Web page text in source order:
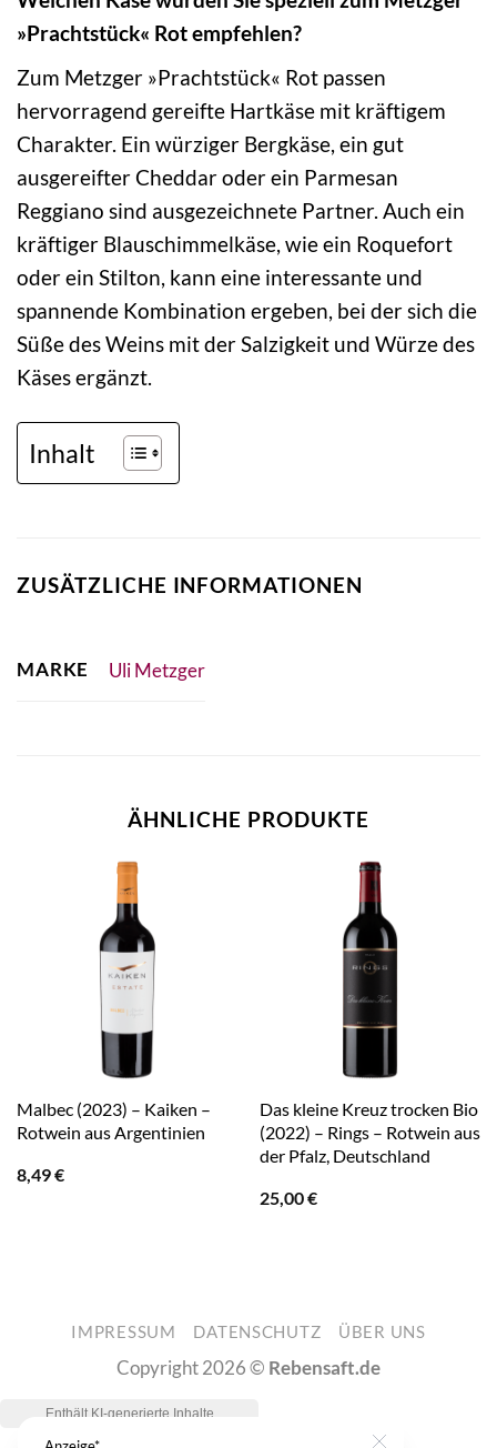
»Prachtstück« Rot empfehlen?
Zum Metzger »Prachtstück« Rot passen
hervorragend gereifte Hartkäse mit kräftigem
Charakter. Ein würziger Bergkäse, ein gut
ausgereifter Cheddar oder ein Parmesan
Reggiano sind ausgezeichnete Partner. Auch ein
kräftiger Blauschimmelkäse, wie ein Roquefort
oder ein Stilton, kann eine interessante und
spannende Kombination ergeben, bei der sich die
Süße des Weins mit der Salzigkeit und Würze des
Käses ergänzt.
Inhalt
ZUSÄTZLICHE INFORMATIONEN
MARKE Uli Metzger
ÄHNLICHE PRODUKTE
Malbec (2023) – Kaiken –
Rotwein aus Argentinien
8,49€
Das kleine Kreuz trocken Bio
(2022) – Rings – Rotwein aus
der Pfalz, Deutschland
25,00€
IMPRESSUM DATENSCHUTZ ÜBER UNS
Copyright 2026 © Rebensaft.de